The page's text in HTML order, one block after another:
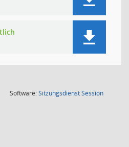
Software:SitzungsdienstSession(Wird in